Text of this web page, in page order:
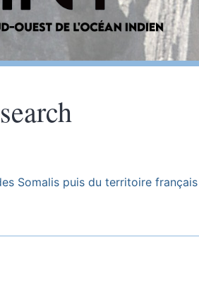
Somalis puis du territoire